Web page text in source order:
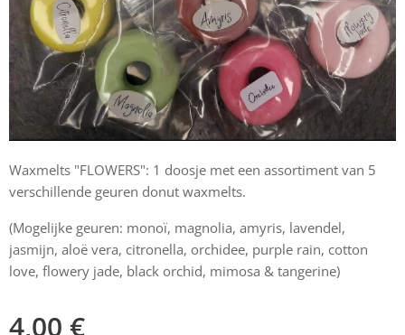
Waxmelts "FLOWERS": 1 doosje met een assortiment van 5
verschillende geuren donut waxmelts.
(Mogelijke geuren: monoï, magnolia, amyris, lavendel,
jasmijn, aloë vera, citronella, orchidee, purple rain, cotton
love, flowery jade, black orchid, mimosa & tangerine)
4,00 €